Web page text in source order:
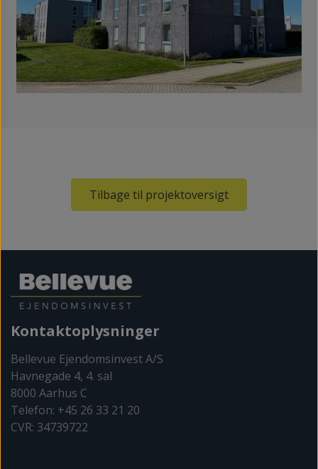
Tilbage til projektoversigt
Kontaktoplysninger
Bellevue Ejendomsinvest A/S
Havnegade 4, 4. sal
8000 Aarhus C
Telefon: +45 26 33 21 20
CVR: 34739722